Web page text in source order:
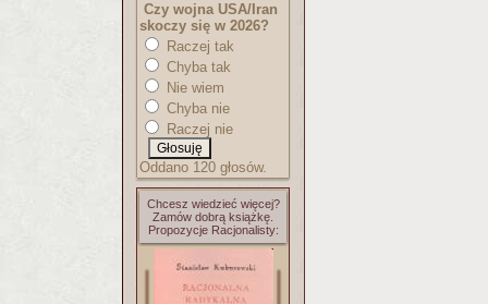
Czy wojna USA/Iran
skoczy się w 2026?
Raczej tak
Chyba tak
Nie wiem
Chyba nie
Raczej nie
Oddano 120 głosów.
Chcesz wiedzieć więcej?
Zamów dobrą książkę.
Propozycje Racjonalisty: